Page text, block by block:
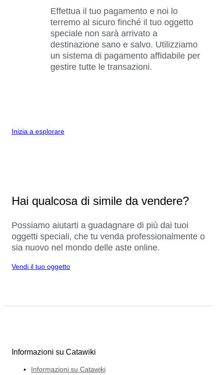
Effettua il tuo pagamento e noi lo
terremo al sicuro finché il tuo oggetto
speciale non sarà arrivato a
destinazione sano e salvo. Utilizziamo
un sistema di pagamento affidabile per
gestire tutte le transazioni.
Inizia a esplorare
Hai qualcosa di simile da vendere?
Possiamo aiutarti a guadagnare di più dai tuoi
oggetti speciali, che tu venda professionalmente o
sia nuovo nel mondo delle aste online.
Vendi il tuo oggetto
Informazioni su Catawiki
Informazioni su Catawiki